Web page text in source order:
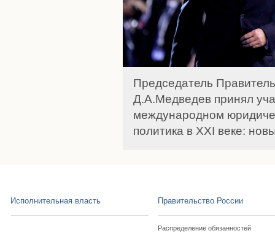
Председатель
Д.А.Медведев принял
международном
политика в XXI веке:
Исполнительная власть Правительство России
Распределение обязанностей